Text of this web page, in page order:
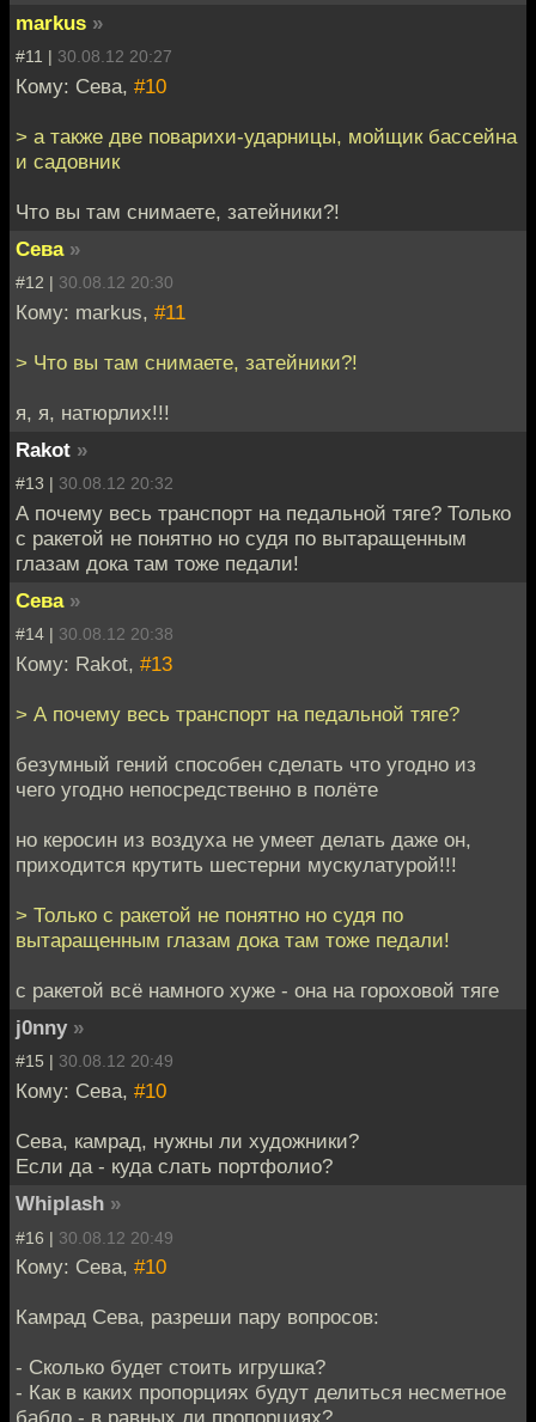
markus »
#11 | 30.08.12 20:27
Кому: Сева, #10
> а также две поварихи-ударницы, мойщик бассейна
и садовник
Что вы там снимаете, затейники?!
Сева »
#12 | 30.08.12 20:30
Кому: markus, #11
> Что вы там снимаете, затейники?!
я, я, натюрлих!!!
Rakot »
#13 | 30.08.12 20:32
А почему весь транспорт на педальной тяге? Только
с ракетой не понятно но судя по вытаращенным
глазам дока там тоже педали!
Сева »
#14 | 30.08.12 20:38
Кому: Rakot, #13
> А почему весь транспорт на педальной тяге?
безумный гений способен сделать что угодно из
чего угодно непосредственно в полёте
но керосин из воздуха не умеет делать даже он,
приходится крутить шестерни мускулатурой!!!
> Только с ракетой не понятно но судя по
вытаращенным глазам дока там тоже педали!
с ракетой всё намного хуже - она на гороховой тяге
j0nny »
#15 | 30.08.12 20:49
Кому: Сева, #10
Сева, камрад, нужны ли художники?
Если да - куда слать портфолио?
Whiplash »
#16 | 30.08.12 20:49
Кому: Сева, #10
Камрад Сева, разреши пару вопросов:
- Сколько будет стоить игрушка?
- Как в каких пропорциях будут делиться несметное